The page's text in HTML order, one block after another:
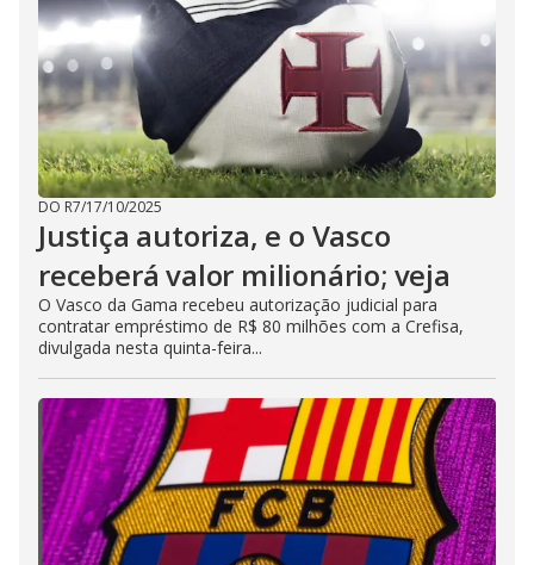
DO R7/17/10/2025
Justiça autoriza, e o Vasco
receberá valor milionário; veja
O Vasco da Gama recebeu autorização judicial para
contratar empréstimo de R$ 80 milhões com a Crefisa,
divulgada nesta quinta-feira...